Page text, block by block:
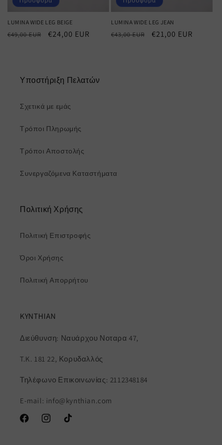
LUMINA WIDE LEG BEIGE
Κανονική
€49,00 EUR
Τιμή
€24,00 EUR
LUMINA WIDE LEG JEAN
Κανονική
€43,00 EUR
Τιμή
€21,00 EUR
Υποστήριξη Πελατών
Σχετικά με εμάς
Τρόποι Πληρωμής
Τρόποι Αποστολής
Συνεργαζόμενα Καταστήματα
Πολιτική Χρήσης
Πολιτική Επιστροφής
Όροι Χρήσης
Πολιτική Απορρήτου
KYNTHIAN
Διεύθυνση: Ναυάρχου Νοταρα 47,
T.K. 181 22, Κορυδαλλός
Τηλέφωνο Επικοινωνίας: 2112348184
E-mail: info@kynthian.com
FacebookInstagramTikTok